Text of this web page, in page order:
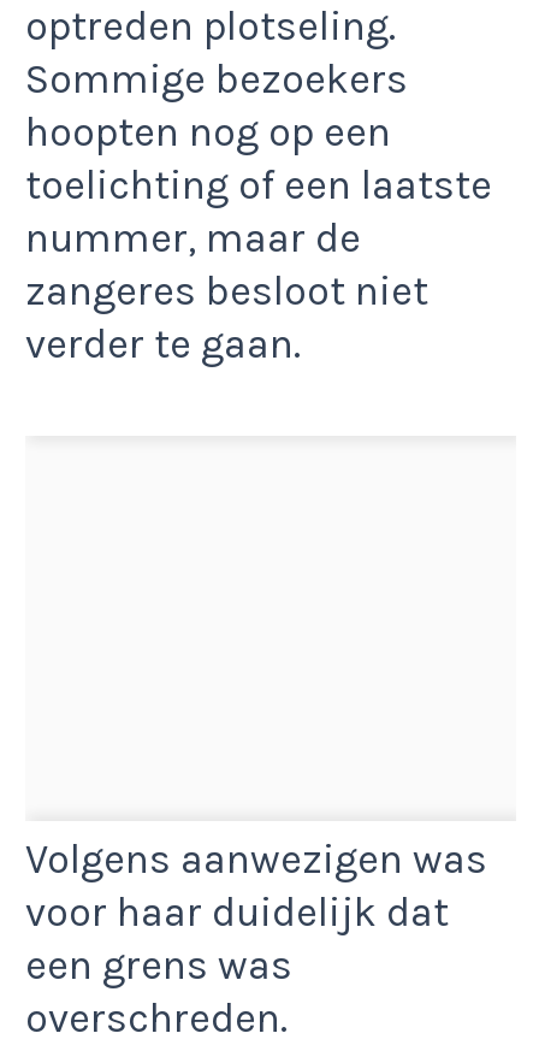
optreden plotseling.
Sommige bezoekers
hoopten nog op een
toelichting of een laatste
nummer, maar de
zangeres besloot niet
verder te gaan.
Volgens aanwezigen was
voor haar duidelijk dat
een grens was
overschreden.